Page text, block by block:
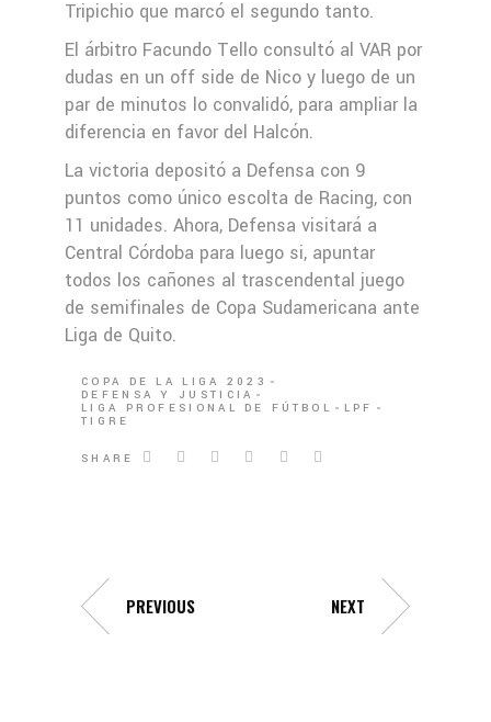
Tripichio que marcó el segundo tanto.
El árbitro Facundo Tello consultó al VAR por
dudas en un off side de Nico y luego de un
par de minutos lo convalidó, para ampliar la
diferencia en favor del Halcón.
La victoria depositó a Defensa con 9
puntos como único escolta de Racing, con
11 unidades. Ahora, Defensa visitará a
Central Córdoba para luego si, apuntar
todos los cañones al trascendental juego
de semifinales de Copa Sudamericana ante
Liga de Quito.
COPA DE LA LIGA 2023
DEFENSA Y JUSTICIA
LIGA PROFESIONAL DE FÚTBOL
LPF
TIGRE
SHARE
PREVIOUS NEXT